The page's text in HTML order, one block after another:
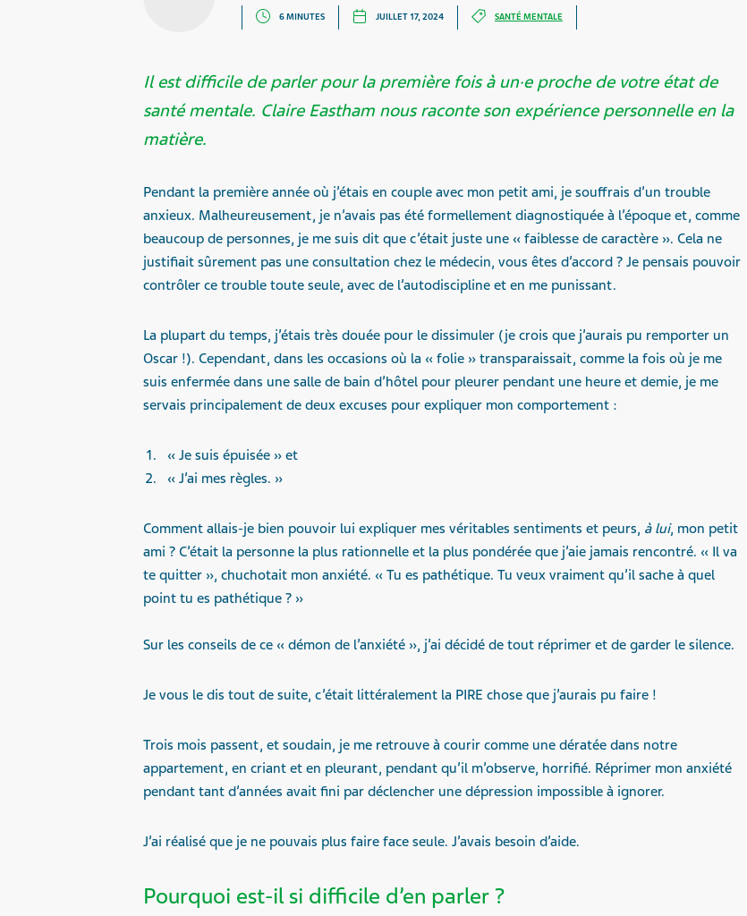
6 MINUTES JUILLET 17, 2024 SANTÉ MENTALE
Il est difficile de parler pour la première fois à un·e proche de votre état de
santé mentale. Claire Eastham nous raconte son expérience personnelle en la
matière.
Pendant la première année où j’étais en couple avec mon petit ami, je souffrais d’un trouble
anxieux. Malheureusement, je n’avais pas été formellement diagnostiquée à l’époque et, comme
beaucoup de personnes, je me suis dit que c’était juste une « faiblesse de caractère ». Cela ne
justifiait sûrement pas une consultation chez le médecin, vous êtes d’accord ? Je pensais pouvoir
contrôler ce trouble toute seule, avec de l’autodiscipline et en me punissant.
La plupart du temps, j’étais très douée pour le dissimuler (je crois que j’aurais pu remporter un
Oscar !). Cependant, dans les occasions où la « folie » transparaissait, comme la fois où je me
suis enfermée dans une salle de bain d’hôtel pour pleurer pendant une heure et demie, je me
servais principalement de deux excuses pour expliquer mon comportement :
« Je suis épuisée » et
« J’ai mes règles. »
Comment allais-je bien pouvoir lui expliquer mes véritables sentiments et peurs, à lui, mon petit
ami ? C’était la personne la plus rationnelle et la plus pondérée que j’aie jamais rencontré. « Il va
te quitter », chuchotait mon anxiété. « Tu es pathétique. Tu veux vraiment qu’il sache à quel
point tu es pathétique ? »
Sur les conseils de ce « démon de l’anxiété », j’ai décidé de tout réprimer et de garder le silence.
Je vous le dis tout de suite, c’était littéralement la PIRE chose que j’aurais pu faire !
Trois mois passent, et soudain, je me retrouve à courir comme une dératée dans notre
appartement, en criant et en pleurant, pendant qu’il m’observe, horrifié. Réprimer mon anxiété
pendant tant d’années avait fini par déclencher une dépression impossible à ignorer.
J’ai réalisé que je ne pouvais plus faire face seule. J’avais besoin d’aide.
Pourquoi est-il si difficile d’en parler ?